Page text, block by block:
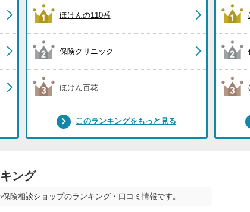
ほけんの110番
保険クリニック
ほけん百花
このランキングをもっと見る
ング
険相談ショップのランキング・口コミ情報です。